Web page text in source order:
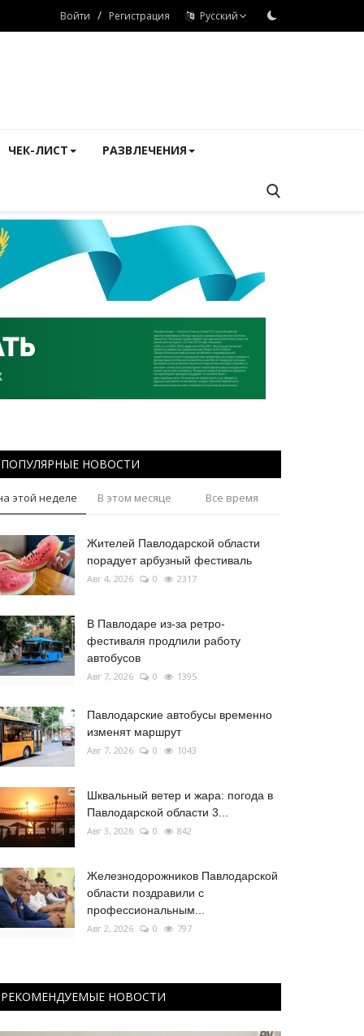
Войти / Регистрация Русский
ЧЕК-ЛИСТ РАЗВЛЕЧЕНИЯ
ПОПУЛЯРНЫЕ НОВОСТИ
этой неделе В этом месяце Все время
Жителей Павлодарской области
порадует арбузный фестиваль
Авг 4, 2026 0 2317
В Павлодаре из-за ретро-
фестиваля продлили работу
автобусов
Авг 7, 2026 0 1395
Павлодарские автобусы временно
изменят маршрут
Авг 7, 2026 0 1043
Шквальный ветер и жара: погода в
Павлодарской области 3...
Авг 3, 2026 0 842
Железнодорожников Павлодарской
области поздравили с
профессиональным...
Авг 2, 2026 0 797
РЕКОМЕНДУЕМЫЕ НОВОСТИ